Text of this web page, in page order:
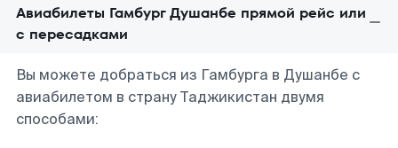
Авиабилеты Гамбург Душанбе прямой рейс или
с пересадками
Вы можете добраться из Гамбурга в Душанбе с
авиабилетом в страну Таджикистан двумя
способами: